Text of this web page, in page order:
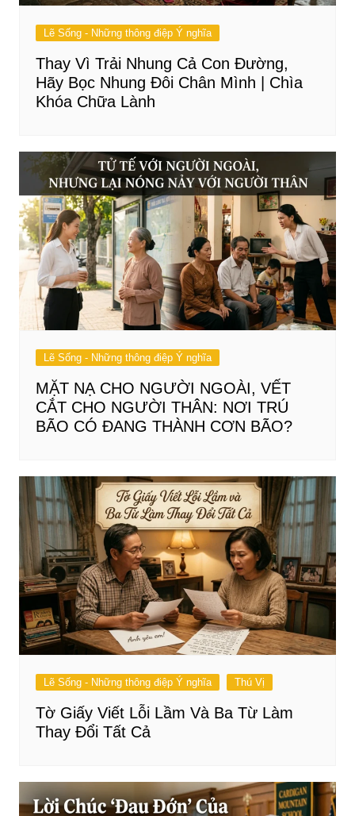
Lẽ Sống - Những thông điệp Ý nghĩa
Thay Vì Trải Nhung Cả Con Đường,
Hãy Bọc Nhung Đôi Chân Mình | Chìa
Khóa Chữa Lành
Lẽ Sống - Những thông điệp Ý nghĩa
MẶT NẠ CHO NGƯỜI NGOÀI, VẾT
CẮT CHO NGƯỜI THÂN: NƠI TRÚ
BÃO CÓ ĐANG THÀNH CƠN BÃO?
Lẽ Sống - Những thông điệp Ý nghĩa Thú Vị
Tờ Giấy Viết Lỗi Lầm Và Ba Từ Làm
Thay Đổi Tất Cả